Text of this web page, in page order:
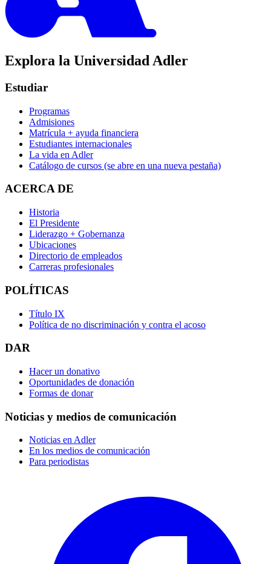
Explora la Universidad Adler
Estudiar
Programas
Admisiones
Matrícula + ayuda financiera
Estudiantes internacionales
La vida en Adler
Catálogo de cursos (se abre en una nueva pestaña)
ACERCA DE
Historia
El Presidente
Liderazgo + Gobernanza
Ubicaciones
Directorio de empleados
Carreras profesionales
POLÍTICAS
Título IX
Política de no discriminación y contra el acoso
DAR
Hacer un donativo
Oportunidades de donación
Formas de donar
Noticias y medios de comunicación
Noticias en Adler
En los medios de comunicación
Para periodistas